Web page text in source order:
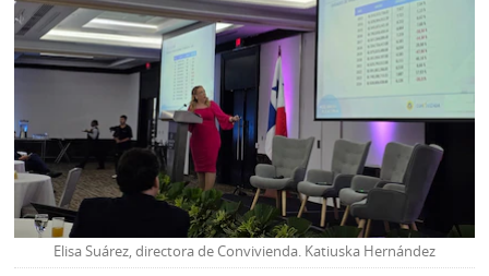
Elisa Suárez, directora de Convivienda. Katiuska Hernández